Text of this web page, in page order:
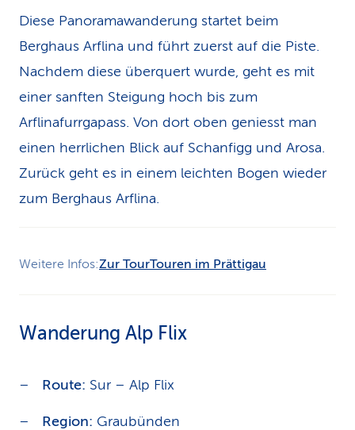
Diese Panoramawanderung startet beim
Berghaus Arflina und führt zuerst auf die Piste.
Nachdem diese überquert wurde, geht es mit
einer sanften Steigung hoch bis zum
Arflinafurrgapass. Von dort oben geniesst man
einen herrlichen Blick auf Schanfigg und Arosa.
Zurück geht es in einem leichten Bogen wieder
zum Berghaus Arflina.
Weitere Infos:Zur TourTouren im Prättigau
Wanderung Alp Flix
Route: Sur – Alp Flix
Region: Graubünden